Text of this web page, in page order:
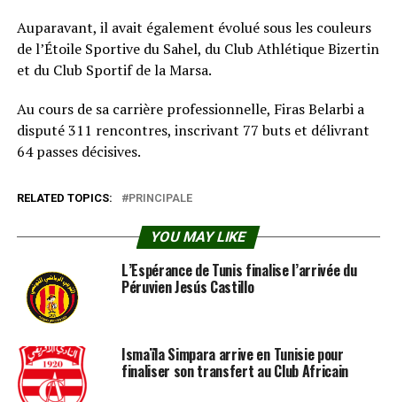
Auparavant, il avait également évolué sous les couleurs
de l’Étoile Sportive du Sahel, du Club Athlétique Bizertin
et du Club Sportif de la Marsa.
Au cours de sa carrière professionnelle, Firas Belarbi a
disputé 311 rencontres, inscrivant 77 buts et délivrant
64 passes décisives.
RELATED TOPICS: PRINCIPALE
YOU MAY LIKE
L’Espérance de Tunis finalise l’arrivée du
Péruvien Jesús Castillo
Ismaïla Simpara arrive en Tunisie pour
finaliser son transfert au Club Africain